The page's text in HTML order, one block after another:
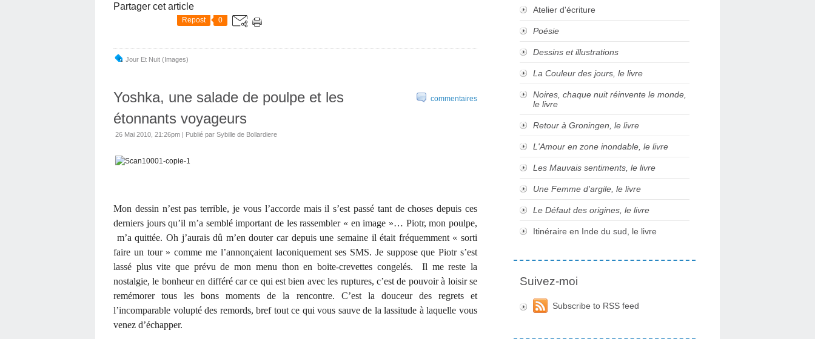
Partager cet article
Repost 0
Jour Et Nuit (images)
commentaires
Yoshka, une salade de poulpe et les
étonnants voyageurs
26 Mai 2010, 21:26pm | Publié par Sybille de Bollardiere
Mon dessin n’est pas terrible, je vous l’accorde mais il s’est passé tant de choses depuis ces
derniers jours qu’il m’a semblé important de les rassembler « en image »… Piotr, mon poulpe,
m’a quittée. Oh j’aurais dû m’en douter car depuis une semaine il était fréquemment « sorti
faire un tour » comme me l’annonçaient laconiquement ses SMS. Je suppose que Piotr s’est
lassé plus vite que prévu de mon menu thon en boite-crevettes congelés. Il me reste la
nostalgie, le bonheur en différé car ce qui est bien avec les ruptures, c’est de pouvoir à loisir se
remémorer tous les bons moments de la rencontre. C’est la douceur des regrets et
l’incomparable volupté des remords, bref tout ce qui vous sauve de la lassitude à laquelle vous
venez d’échapper.
Atelier d'écriture
Poésie
Dessins et illustrations
La Couleur des jours, le livre
Noires, chaque nuit réinvente le monde,
le livre
Retour à Groningen, le livre
L'Amour en zone inondable, le livre
Les Mauvais sentiments, le livre
Une Femme d'argile, le livre
Le Défaut des origines, le livre
Itinéraire en Inde du sud, le livre
Suivez-moi
Subscribe to RSS feed